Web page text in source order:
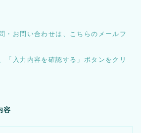
・お問い合わせは、こちらのメールフ
「入力内容を確認する」ボタンをクリ
容